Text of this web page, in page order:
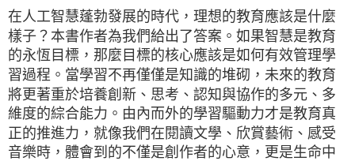
在人工智慧蓬勃發展的時代，理想的教育應該是什麼
樣子？本書作者為我們給出了答案。如果智慧是教育
的永恆目標，那麼目標的核心應該是如何有效管理學
習過程。當學習不再僅僅是知識的堆砌，未來的教育
將更著重於培養創新、思考、認知與協作的多元、多
維度的綜合能力。由內而外的學習驅動力才是教育真
正的推進力，就像我們在閱讀文學、欣賞藝術、感受
音樂時，體會到的不僅是創作者的心意，更是生命中